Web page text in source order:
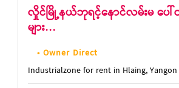
လှိုင်မြို့နယ်ဘုရင့်နောင်လမ်းမ ပေါ်
များ…
• Owner Direct
Industrialzone for rent in Hlaing, Yangon